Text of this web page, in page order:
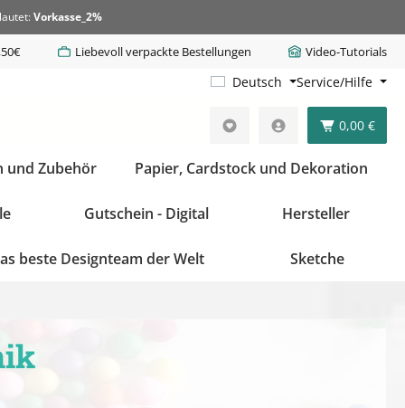
Vorkasse_2%
Liebevoll verpackte Bestellungen Video-Tutorials
Deutsch Service/Hilfe
0,00 €
und Zubehör Papier, Cardstock und Dekoration
Gutschein - Digital Hersteller
beste Designteam der Welt Sketche